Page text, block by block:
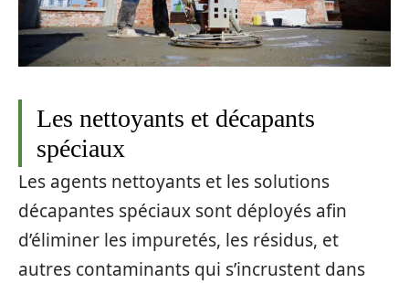
Les nettoyants et décapants
spéciaux
Les agents nettoyants et les solutions
décapantes spéciaux sont déployés afin
d’éliminer les impuretés, les résidus, et
autres contaminants qui s’incrustent dans